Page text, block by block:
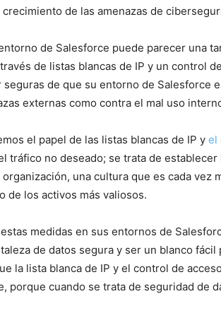
de las amenazas de
de Salesforce puede parecer una
de listas ‍blancas de IP⁤ y un control
seguras de que su entorno de Salesforce
externas como ​contra el mal uso
el papel de las listas blancas de IP y el
tráfico no⁢ deseado; se trata⁢ de
una ⁣cultura‍ que es cada vez
de los activos ‍más valiosos.
medidas en sus entornos de
de⁤ datos segura⁤ y ser un blanco
la lista blanca de ​IP y el ‌control de
porque cuando​ se trata de seguridad⁣ de